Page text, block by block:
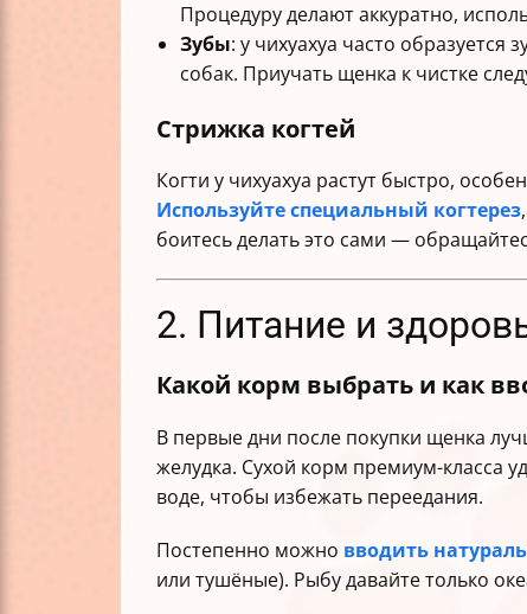
Процедуру делают аккуратно,
Зубы: у чихуахуа часто
собак. Приучать щенка к чистке
Стрижка когтей
Когти у чихуахуа растут быстро,
Используйте специальный когтерез
боитесь делать это сами —
2. Питание и
Какой корм выбрать и как
В первые дни после покупки щенка
желудка. Сухой корм премиум-класса
воде, чтобы избежать переедания.
Постепенно можно вводить
или тушёные). Рыбу давайте только